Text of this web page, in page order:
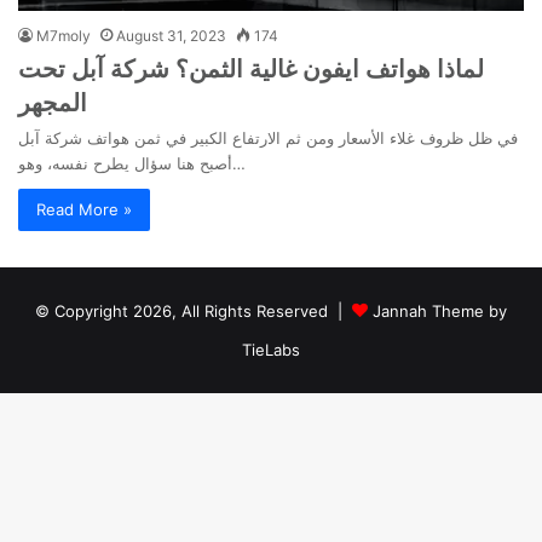
M7moly August 31, 2023 174
لماذا هواتف ايفون غالية الثمن؟ شركة آبل تحت
المجهر
في ظل ظروف غلاء الأسعار ومن ثم الارتفاع الكبير في ثمن هواتف شركة آبل
أصبح هنا سؤال يطرح نفسه، وهو…
Read More »
© Copyright 2026, All Rights Reserved |
Jannah Theme by
TieLabs